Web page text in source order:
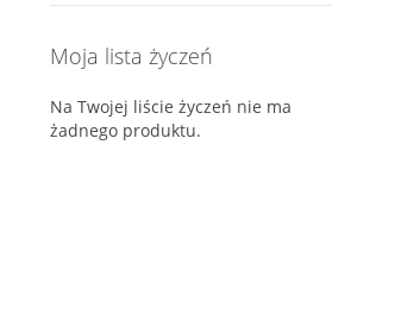
Moja lista życzeń
Na Twojej liście życzeń nie ma
żadnego produktu.